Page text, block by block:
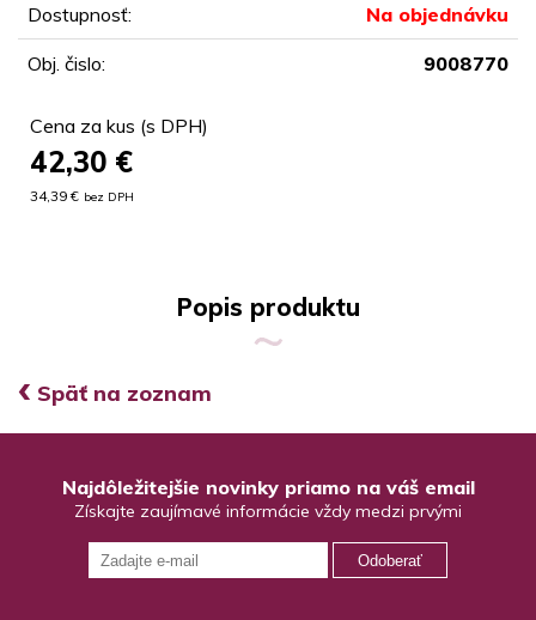
Dostupnosť: Na objednávku
Obj. čislo: 9008770
Cena za kus (s DPH)
42,30 €
34,39 € bez DPH
Popis produktu
‹ Späť na zoznam
Najdôležitejšie novinky priamo na váš email
Získajte zaujímavé informácie vždy medzi prvými
Odoberať